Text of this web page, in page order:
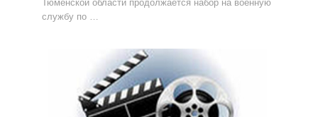
Тюменской области продолжается набор на военную
службу по …